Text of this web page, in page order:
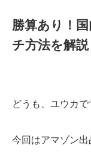
勝算あり！
チ方法を解説
どうも、ユウカで
今回はアマゾン